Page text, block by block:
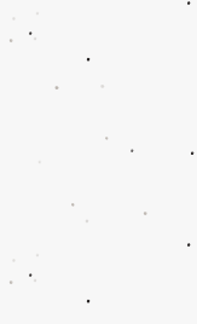
切なからだ
ころ」と言
ーマで行い